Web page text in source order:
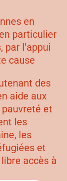
en
particulier
l’appui
cause
des
aide aux
et
les
les
et
accès à